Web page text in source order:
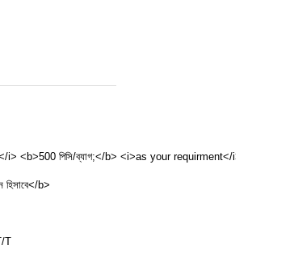
<b>500 পিসি/ব্যাগ;</b> <i>as your requirment</i>
b>
T